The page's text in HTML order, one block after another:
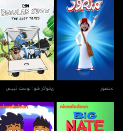
منصور
منصور
ريغولار شو: لوست تيبس
ريغولار شو: لوست تيبس